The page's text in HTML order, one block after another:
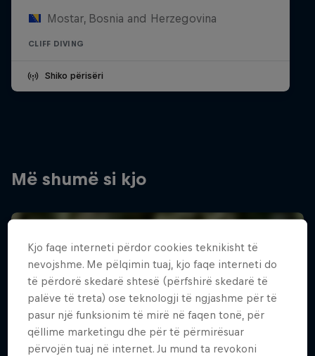
Mostar, Bosnia and Herzegovina
CLIFF DIVING
Shiko përisëri
Më shumë si kjo
Kjo faqe interneti përdor cookies teknikisht të
nevojshme. Me pëlqimin tuaj, kjo faqe interneti do
të përdorë skedarë shtesë (përfshirë skedarë të
palëve të treta) ose teknologji të ngjashme për të
pasur një funksionim të mirë në faqen tonë, për
qëllime marketingu dhe për të përmirësuar
përvojën tuaj në internet. Ju mund ta revokoni